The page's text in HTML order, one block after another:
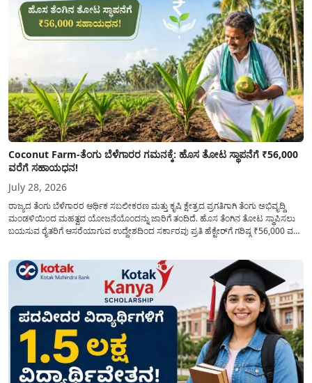
Coconut Farm-ತೆಂಗು ಬೆಳೆಗಾರರ ಗಮನಕ್ಕೆ: ಹೊಸ ತೋಟ ಸ್ಥಾಪನೆಗೆ ₹56,000
ವರೆಗೆ ಸಹಾಯಧನ!
July 28, 2026
ರಾಜ್ಯದ ತೆಂಗು ಬೆಳೆಗಾರರ ಆರ್ಥಿಕ ಸಬಲೀಕರಣ ಮತ್ತು ಕೃಷಿ ಕ್ಷೇತ್ರದ ಪ್ರಗತಿಗಾಗಿ ತೆಂಗು ಅಭಿವೃದ್ದಿ
ಮಂಡಳಿಯಿಂದ ಮಹತ್ವದ ಯೋಜನೆಯೊಂದನ್ನು ಜಾರಿಗೆ ತಂದಿದೆ. ಹೊಸ ತೆಂಗಿನ ತೋಟ ಸ್ಥಾಪಿಸಲು
ಬಯಸುವ ರೈತರಿಗೆ ಆಸರೆಯಾಗುವ ಉದ್ದೇಶದಿಂದ ಸರ್ಕಾರವು ಪ್ರತಿ ಹೆಕ್ಟೇರ್‌ಗೆ ಗರಿಷ್ಠ ₹56,000 ವರೆಗೆ